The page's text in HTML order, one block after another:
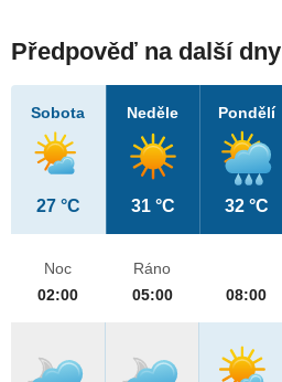
Předpověď na další dny
Sobota
27 °C
Neděle
31 °C
Pondělí
32 °C
Noc
02:00
Ráno
05:00
08:00